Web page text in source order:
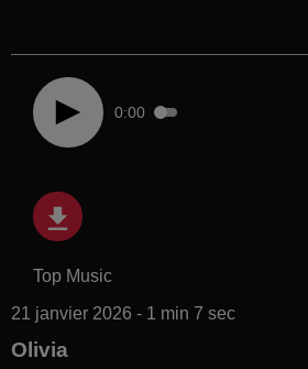
0:00
Top Music
21 janvier 2026 - 1 min 7 sec
Olivia